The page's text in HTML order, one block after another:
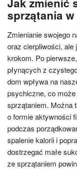
sprzątania
Zmienianie swojego
oraz cierpliwości,
krokom. Po
płynących z
dom wpływa na
psychiczne, co
sprzątaniem. Można
o formie aktywności
podczas
spalenie kalorii i
dostrzegać małe
ze sprzątaniem